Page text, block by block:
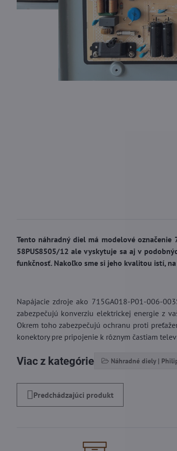
Tento náhradný diel má modelové označenie
58PUS8505/12 ale vyskytuje sa aj v
funkčnosť. Nakoľko sme si jeho kvalitou istí,
Napájacie zdroje ako 715GA018-P01-006-
zabezpečujú konverziu elektrickej energie z
Okrem toho zabezpečujú ochranu proti
konektory pre pripojenie k rôznym častiam
Viac z kategórie Náhradné diely |
Predchádzajúci produkt